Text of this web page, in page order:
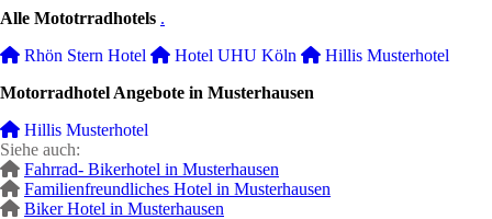
Alle Mototrradhotels .
Rhön Stern Hotel
Hotel UHU Köln
Hillis Musterhotel
Motorradhotel Angebote in Musterhausen
Hillis Musterhotel
Siehe auch:
Fahrrad- Bikerhotel in Musterhausen
Familienfreundliches Hotel in Musterhausen
Biker Hotel in Musterhausen